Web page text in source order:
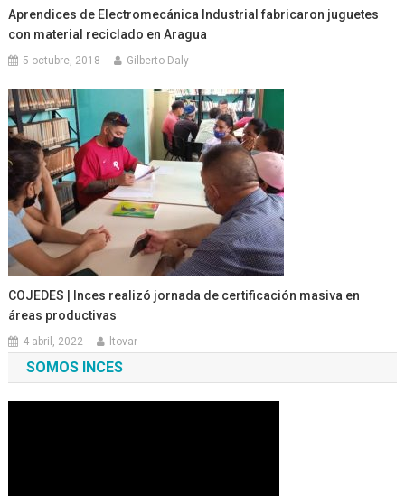
Aprendices de Electromecánica Industrial fabricaron juguetes
con material reciclado en Aragua
5 octubre, 2018 Gilberto Daly
COJEDES | Inces realizó jornada de certificación masiva en
áreas productivas
4 abril, 2022 ltovar
SOMOS INCES